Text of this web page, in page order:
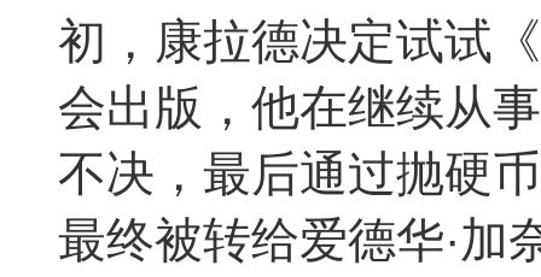
初，康拉德决定试试
会出版，他在继续从
不决，最后通过抛硬
最终被转给爱德华·加